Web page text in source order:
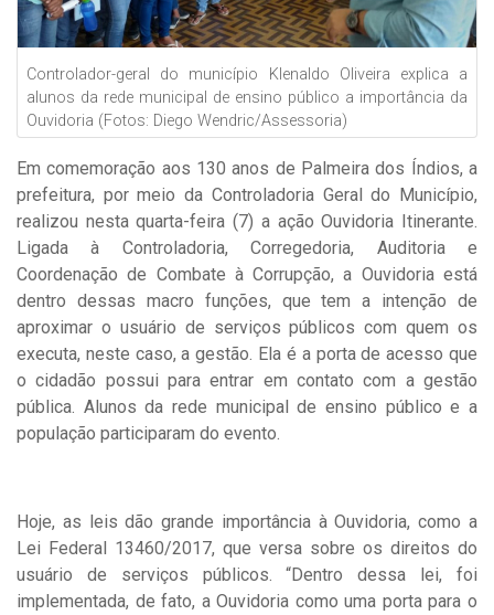
Controlador-geral do município Klenaldo Oliveira explica a
alunos da rede municipal de ensino público a importância da
Ouvidoria (Fotos: Diego Wendric/Assessoria)
Em comemoração aos 130 anos de Palmeira dos Índios, a
prefeitura, por meio da Controladoria Geral do Município,
realizou nesta quarta-feira (7) a ação Ouvidoria Itinerante.
Ligada à Controladoria, Corregedoria, Auditoria e
Coordenação de Combate à Corrupção, a Ouvidoria está
dentro dessas macro funções, que tem a intenção de
aproximar o usuário de serviços públicos com quem os
executa, neste caso, a gestão. Ela é a porta de acesso que
o cidadão possui para entrar em contato com a gestão
pública. Alunos da rede municipal de ensino público e a
população participaram do evento.
Hoje, as leis dão grande importância à Ouvidoria, como a
Lei Federal 13460/2017, que versa sobre os direitos do
usuário de serviços públicos. “Dentro dessa lei, foi
implementada, de fato, a Ouvidoria como uma porta para o